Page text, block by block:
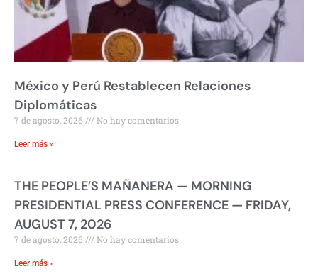
México y Perú Restablecen Relaciones
Diplomáticas
7 de agosto, 2026 No hay comentarios
Leer más »
THE PEOPLE’S MAÑANERA — MORNING
PRESIDENTIAL PRESS CONFERENCE — FRIDAY,
AUGUST 7, 2026
7 de agosto, 2026 No hay comentarios
Leer más »